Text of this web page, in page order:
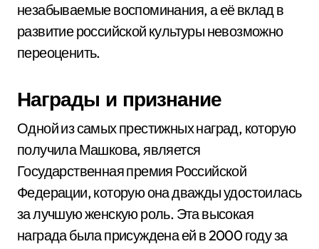
незабываемые воспоминания, а её вклад в
развитие российской культуры невозможно
переоценить.
Награды и признание
Одной из самых престижных наград, которую
получила Машкова, является
Государственная премия Российской
Федерации, которую она дважды удостоилась
за лучшую женскую роль. Эта высокая
награда была присуждена ей в 2000 году за